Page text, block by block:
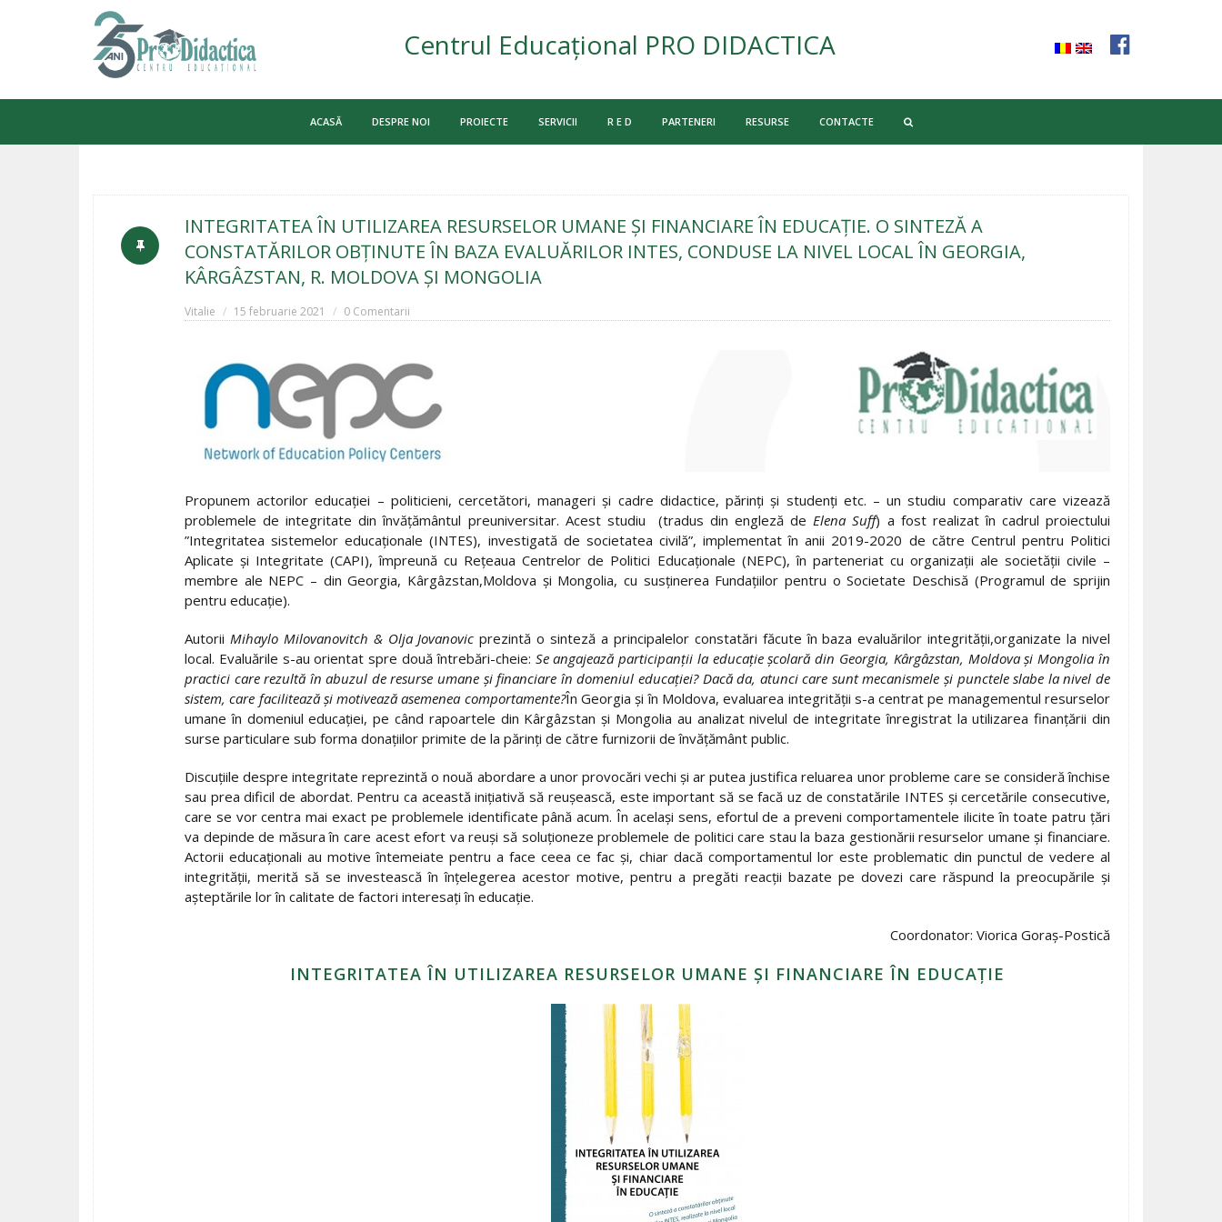
Centrul Educațional PRO DIDACTICA
ACASĂ DESPRE NOI PROIECTE SERVICII R E D PARTENERI RESURSE CONTACTE
INTEGRITATEA ÎN UTILIZAREA RESURSELOR UMANE ȘI FINANCIARE ÎN EDUCAȚIE. O SINTEZĂ A
CONSTATĂRILOR OBȚINUTE ÎN BAZA EVALUĂRILOR INTES, CONDUSE LA NIVEL LOCAL ÎN GEORGIA,
KÂRGÂZSTAN, R. MOLDOVA ȘI MONGOLIA
Vitalie 15 februarie 2021 0 Comentarii
Propunem actorilor educației – politicieni, cercetători, manageri și cadre didactice, părinți și studenți etc. – un studiu comparativ care vizează
problemele de integritate din învățământul preuniversitar. Acest studiu (tradus din engleză deElena Suff) a fost realizat în cadrul proiectului
”Integritatea sistemelor educaționale (INTES), investigată de societatea civilă”, implementat în anii 2019-2020 de către Centrul pentru Politici
Aplicate și Integritate (CAPI), împreună cu Rețeaua Centrelor de Politici Educaționale (NEPC), în parteneriat cu organizații ale societății civile –
membre ale NEPC – din Georgia, Kârgâzstan,Moldova și Mongolia, cu susținerea Fundațiilor pentru o Societate Deschisă (Programul de sprijin
pentru educație).
Autorii Mihaylo Milovanovitch & Olja Jovanovic prezintă o sinteză a principalelor constatări făcute în baza evaluărilor integrității,organizate la nivel
local. Evaluările s-au orientat spre două întrebări-cheie: Se angajează participanții la educație școlară din Georgia, Kârgâzstan, Moldova și Mongolia în
practici care rezultă în abuzul de resurse umane și financiare în domeniul educației? Dacă da, atunci care sunt mecanismele și punctele slabe la nivel de
sistem, care facilitează și motivează asemenea comportamente?În Georgia și în Moldova, evaluarea integrității s-a centrat pe managementul resurselor
umane în domeniul educației, pe când rapoartele din Kârgâzstan și Mongolia au analizat nivelul de integritate înregistrat la utilizarea finanțării din
surse particulare sub forma donațiilor primite de la părinți de către furnizorii de învățământ public.
Discuțiile despre integritate reprezintă o nouă abordare a unor provocări vechi și ar putea justifica reluarea unor probleme care se consideră închise
sau prea dificil de abordat. Pentru ca această inițiativă să reușească, este important să se facă uz de constatările INTES și cercetările consecutive,
care se vor centra mai exact pe problemele identificate până acum. În același sens, efortul de a preveni comportamentele ilicite în toate patru țări
va depinde de măsura în care acest efort va reuși să soluționeze problemele de politici care stau la baza gestionării resurselor umane și financiare.
Actorii educaționali au motive întemeiate pentru a face ceea ce fac și, chiar dacă comportamentul lor este problematic din punctul de vedere al
integrității, merită să se investească în înțelegerea acestor motive, pentru a pregăti reacții bazate pe dovezi care răspund la preocupările și
așteptările lor în calitate de factori interesați în educație.
Coordonator: Viorica Goraș-Postică
INTEGRITATEA ÎN UTILIZAREA RESURSELOR UMANE ȘI FINANCIARE ÎN EDUCAȚIE